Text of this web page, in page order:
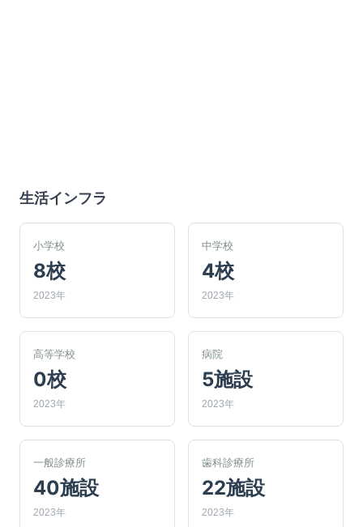
生活インフラ
小学校
8校
2023年
中学校
4校
2023年
高等学校
0校
2023年
病院
5施設
2023年
一般診療所
40施設
2023年
歯科診療所
22施設
2023年